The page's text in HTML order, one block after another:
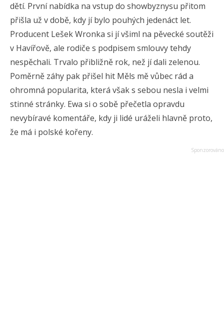
dětí. První nabídka na vstup do showbyznysu přitom
přišla už v době, kdy jí bylo pouhých jedenáct let.
Producent Lešek Wronka si jí všiml na pěvecké soutěži
v Havířově, ale rodiče s podpisem smlouvy tehdy
nespěchali. Trvalo přibližně rok, než jí dali zelenou.
Poměrně záhy pak přišel hit Měls mě vůbec rád a
ohromná popularita, která však s sebou nesla i velmi
stinné stránky. Ewa si o sobě přečetla opravdu
nevybíravé komentáře, kdy ji lidé uráželi hlavně proto,
že má i polské kořeny.